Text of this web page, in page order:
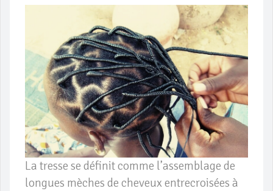
La tresse se définit comme l’assemblage de
longues mèches de cheveux entrecroisées à